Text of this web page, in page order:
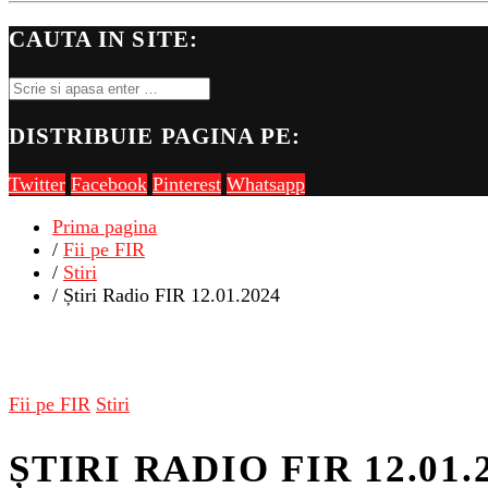
CAUTA IN SITE:
DISTRIBUIE PAGINA PE:
Twitter Facebook Pinterest Whatsapp
Prima pagina
/ Fii pe FIR
/ Stiri
/ Știri Radio FIR 12.01.2024
Fii pe FIR Stiri
ȘTIRI RADIO FIR